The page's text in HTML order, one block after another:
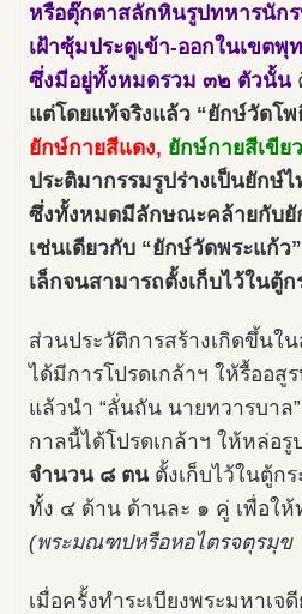
หรือตุ๊กตาสลักหินรูปทหารนัก
เฝ้าซุ้มประตูเข้า-ออกในเขต
ซึ่งมีอยู่ทั้งหมดรวม ๓๒ ตัวนั้น
แต่โดยแท้จริงแล้ว “ยักษ์วัดโ
ยักษ์กายสีแดง, ยักษ์กายสีเขีย
ประติมากรรมรูปร่างเป็นยักษ์
ซึ่งทั้งหมดมีลักษณะคล้ายกับยั
เช่นเดียวกับ “ยักษ์วัดพระแก้
เล็กจนสามารถตั้งเก็บไว้ใน
ส่วนประวัติการสร้างเกิดขึ้นใ
ได้มีการโปรดเกล้าฯ ให้รื้ออสู
แล้วนำ “ลั่นถัน นายทวารบา
กาลนี้ได้โปรดเกล้าฯ ให้หล่อ
จำนวน ๘ ตนตั้งเก็บไว้ในตู้ก
ทั้ง ๔ ด้าน ด้านละ ๑ คู่ เพื่อใ
(พระมณฑปหรือหอไตรจตุรมุข
เมื่อครั้งทำระเบียงพระมหาเ